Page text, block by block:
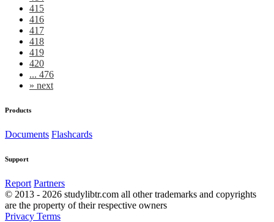
415
416
417
418
419
420
... 476
» next
Products
Documents Flashcards
Support
Report Partners
© 2013 - 2026 studylibtr.com all other trademarks and copyrights
are the property of their respective owners
Privacy Terms